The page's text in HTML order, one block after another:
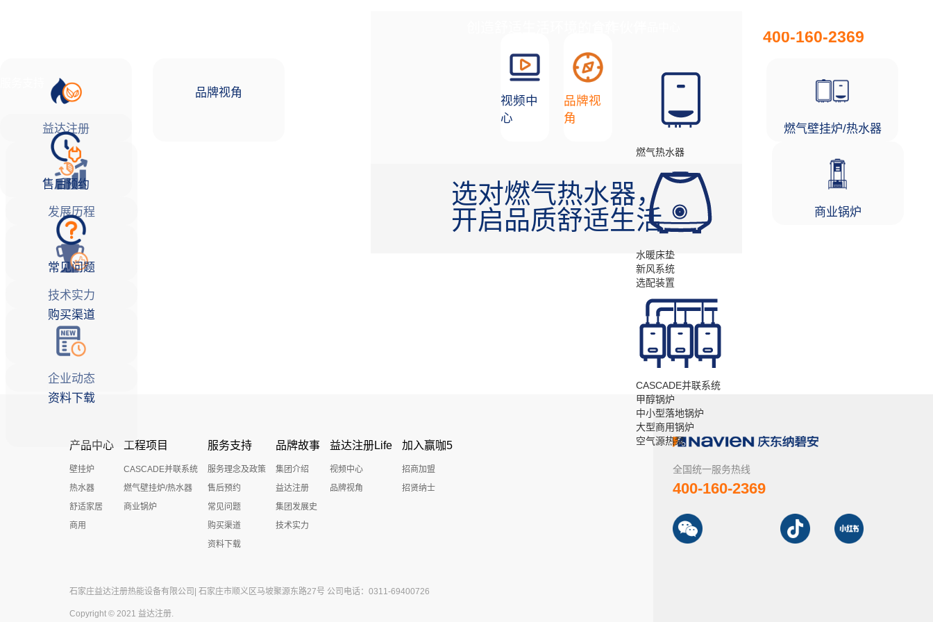
燃气热水器
水暖床垫
新风系统
选配装置
CASCADE并联系统
甲醇锅炉
中小型落地锅炉
大型商用锅炉
空气源热泵
燃气壁挂炉/热水器
商业锅炉
售后预约
常见问题
购买渠道
资料下载
益达注册
发展历程
技术实力
企业动态
品牌视角
400-160-2369
视频中
心
品牌视
角
选对燃气热水器，
开启品质舒适生活
产品中心
壁挂炉
热水器
舒适家居
商用
工程项目
CASCADE并联系统
燃气壁挂炉/热水器
商业锅炉
服务支持
服务理念及政策
售后预约
常见问题
购买渠道
资料下载
品牌故事
集团介绍
益达注册
集团发展史
技术实力
益达注册Life
视频中心
品牌视角
加入赢咖5
招商加盟
招贤纳士
石家庄益达注册热能设备有限公司| 石家庄市顺义区马坡聚源东路27号 公司电话：0311-69400726
Copyright © 2021 益达注册.
全国统一服务热线
400-160-2369